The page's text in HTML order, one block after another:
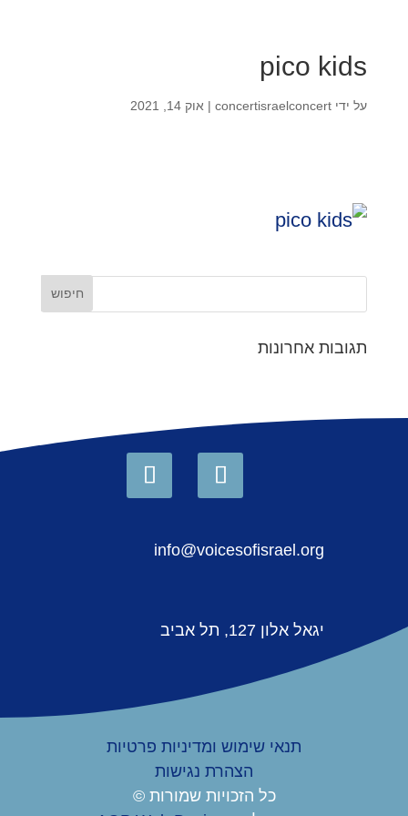
pico kids
על ידי concertisraelconcert
| אוק 14, 2021
תגובות אחרונות
info@voicesofisrael.org
יגאל אלון 127, תל אביב
תנאי שימוש ומדיניות פרטיות
הצהרת נגישות
כל הזכויות שמורות ©